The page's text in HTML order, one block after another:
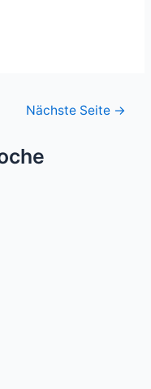
Nächste Seite →